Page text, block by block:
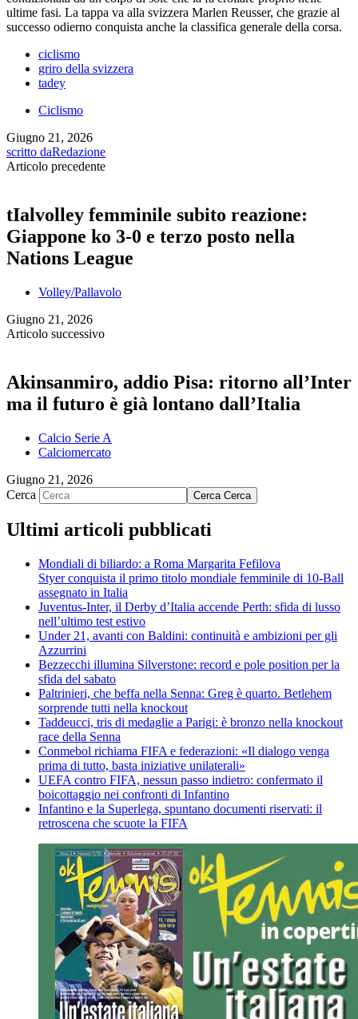
ultime fasi. La tappa va alla svizzera Marlen Reusser, che grazie al
successo odierno conquista anche la classifica generale della corsa.
ciclismo
griro della svizzera
tadey
Ciclismo
Giugno 21, 2026
scritto daRedazione
Articolo precedente
tIalvolley femminile subito reazione:
Giappone ko 3-0 e terzo posto nella
Nations League
Volley/Pallavolo
Giugno 21, 2026
Articolo successivo
Akinsanmiro, addio Pisa: ritorno all’Inter
ma il futuro è già lontano dall’Italia
Calcio Serie A
Calciomercato
Giugno 21, 2026
Cerca
Cerca Cerca
Ultimi articoli pubblicati
Mondiali di biliardo: a Roma Margarita Fefilova
Styer conquista il primo titolo mondiale femminile di 10-Ball
assegnato in Italia
Juventus-Inter, il Derby d’Italia accende Perth: sfida di lusso
nell’ultimo test estivo
Under 21, avanti con Baldini: continuità e ambizioni per gli
Azzurrini
Bezzecchi illumina Silverstone: record e pole position per la
sfida del sabato
Paltrinieri, che beffa nella Senna: Greg è quarto. Betlehem
sorprende tutti nella knockout
Taddeucci, tris di medaglie a Parigi: è bronzo nella knockout
race della Senna
Conmebol richiama FIFA e federazioni: «Il dialogo venga
prima di tutto, basta iniziative unilaterali»
UEFA contro FIFA, nessun passo indietro: confermato il
boicottaggio nei confronti di Infantino
Infantino e la Superlega, spuntano documenti riservati: il
retroscena che scuote la FIFA